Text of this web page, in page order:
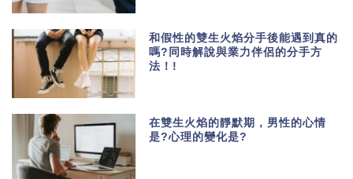
和假性的雙生火焰分手後能遇到真的
嗎?同時解說與業力伴侶的分手方
法！!
在雙生火焰的靜默期，男性的心情
是?心理的變化是?